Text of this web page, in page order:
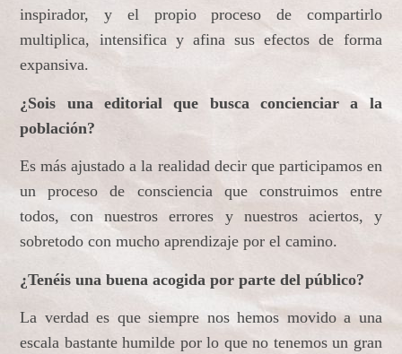
inspirador, y el propio proceso de compartirlo
multiplica, intensifica y afina sus efectos de forma
expansiva.
¿Sois una editorial que busca concienciar a la
población?
Es más ajustado a la realidad decir que participamos en
un proceso de consciencia que construimos entre
todos, con nuestros errores y nuestros aciertos, y
sobretodo con mucho aprendizaje por el camino.
¿Tenéis una buena acogida por parte del público?
La verdad es que siempre nos hemos movido a una
escala bastante humilde por lo que no tenemos un gran